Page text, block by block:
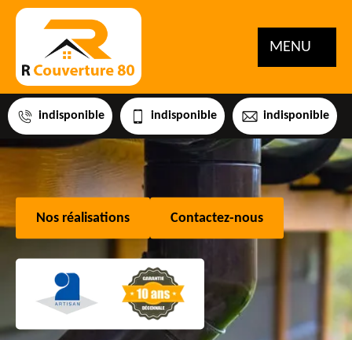
MENU
indisponible indisponible indisponible
Nos réalisations Contactez-nous